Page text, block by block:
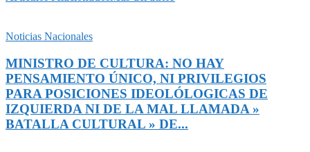
Noticias Nacionales
MINISTRO DE CULTURA: NO HAY
PENSAMIENTO ÚNICO, NI PRIVILEGIOS
PARA POSICIONES IDEOLÓLOGICAS DE
IZQUIERDA NI DE LA MAL LLAMADA »
BATALLA CULTURAL » DE...